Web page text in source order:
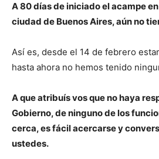
A 80 días de iniciado el acampe
ciudad de Buenos Aires, aún no
Así es, desde el 14 de febrero
hasta ahora no hemos tenido
A que atribuís vos que no haya
Gobierno, de ninguno de los
cerca, es fácil acercarse y
ustedes.